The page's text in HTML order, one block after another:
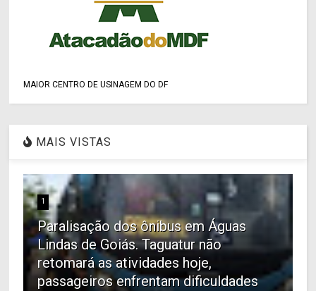
MAIOR CENTRO DE USINAGEM DO DF
MAIS VISTAS
1
Paralisação dos ônibus em Águas
Lindas de Goiás. Taguatur não
retomará as atividades hoje,
passageiros enfrentam dificuldades